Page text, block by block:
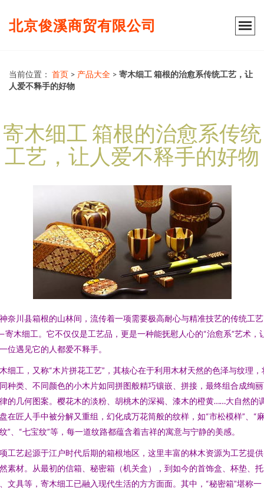
北京俊溪商贸有限公司
当前位置： 首页 > 产品大全 > 寄木细工 箱根的治愈系传统工艺，让
人爱不释手的好物
寄木细工 箱根的治愈系传统
工艺，让人爱不释手的好物
奈川县箱根的山林间，流传着一项需要极高耐心与精准技艺的传统工艺
木细工。它不仅仅是工艺品，更是一种能抚慰人心的“治愈系”艺术，
位遇见它的人都爱不释手。
细工，又称“木片拼花工艺”，其核心在于利用木材天然的色泽与纹理，
种类、不同颜色的小木片如同拼图般精巧镶嵌、拼接，最终组合成绚
的几何图案。樱花木的淡粉、胡桃木的深褐、漆木的橙黄……大自然的
在匠人手中被分解又重组，幻化成万花筒般的纹样，如“市松模样”、“
”、“七宝纹”等，每一道纹路都蕴含着吉祥的寓意与宁静的美感。
工艺起源于江户时代后期的箱根地区，这里丰富的林木资源为工艺提
素材。从最初的信箱、秘密箱（机关盒），到如今的首饰盒、杯垫、托
文具等，寄木细工已融入现代生活的方方面面。其中，“秘密箱”堪称一